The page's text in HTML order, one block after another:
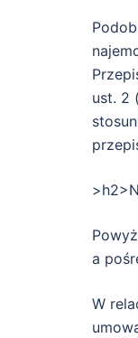
ust. 2
a
W